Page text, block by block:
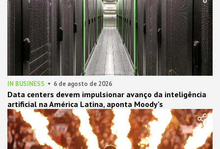
IN BUSINESS 6 de agosto de 2026
Data centers devem impulsionar avanço da inteligência
artificial na América Latina, aponta Moody’s